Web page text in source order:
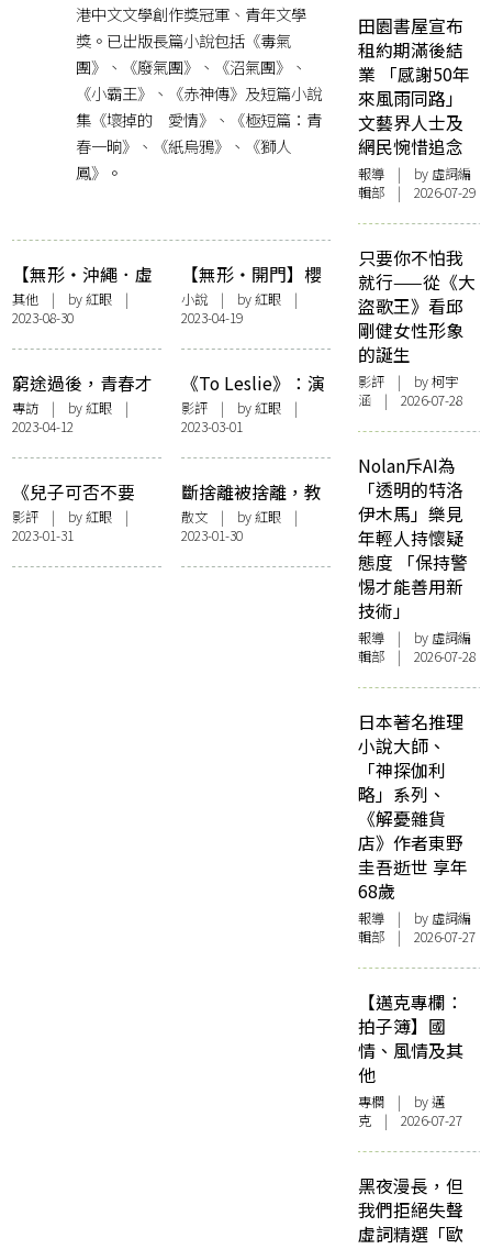
港中文文學創作獎冠軍、青年文學
獎。已出版長篇小說包括《毒氣
團》、《廢氣團》、《沼氣團》、
《小霸王》、《赤神傳》及短篇小說
集《壞掉的 愛情》、《極短篇：青
春一晌》、《紙烏鴉》、《獅人
鳳》。
【無形・沖繩．虛
實之旅】戀／血戰
沖繩
其他 | by紅眼 |
2023-08-30
【無形・開門】櫻
桃真理奈之門
小說| by紅眼|
2023-04-19
窮途過後，青春才
剛開始 —— 訪《白
日青春》劉國瑞
專訪 | by紅眼 |
2023-04-12
《To Leslie》：演
技誠可貴，人脈價
更高？
影評| by紅眼|
2023-03-01
《兒子可否不要
走》：愛之深，父
之痛
影評 | by紅眼 |
2023-01-31
斷捨離被捨離，教
主近藤麻理惠的
「變節」
散文| by紅眼|
2023-01-30
田園書屋宣布
租約期滿後結
業 「感謝50年
來風雨同路」
文藝界人士及
網民惋惜追念
報導 | by 虛詞編
輯部 | 2026-07-29
只要你不怕我
就行——從《大
盜歌王》看邱
剛健女性形象
的誕生
影評 | by 柯宇
涵 | 2026-07-28
Nolan斥AI為
「透明的特洛
伊木馬」樂見
年輕人持懷疑
態度 「保持警
惕才能善用新
技術」
報導 | by 虛詞編
輯部 | 2026-07-28
日本著名推理
小說大師、
「神探伽利
略」系列、
《解憂雜貨
店》作者東野
圭吾逝世 享年
68歲
報導 | by 虛詞編
輯部 | 2026-07-27
【邁克專欄：
拍子簿】國
情、風情及其
他
專欄 | by邁
克 | 2026-07-27
黑夜漫長，但
我們拒絕失聲
虛詞精選「歐